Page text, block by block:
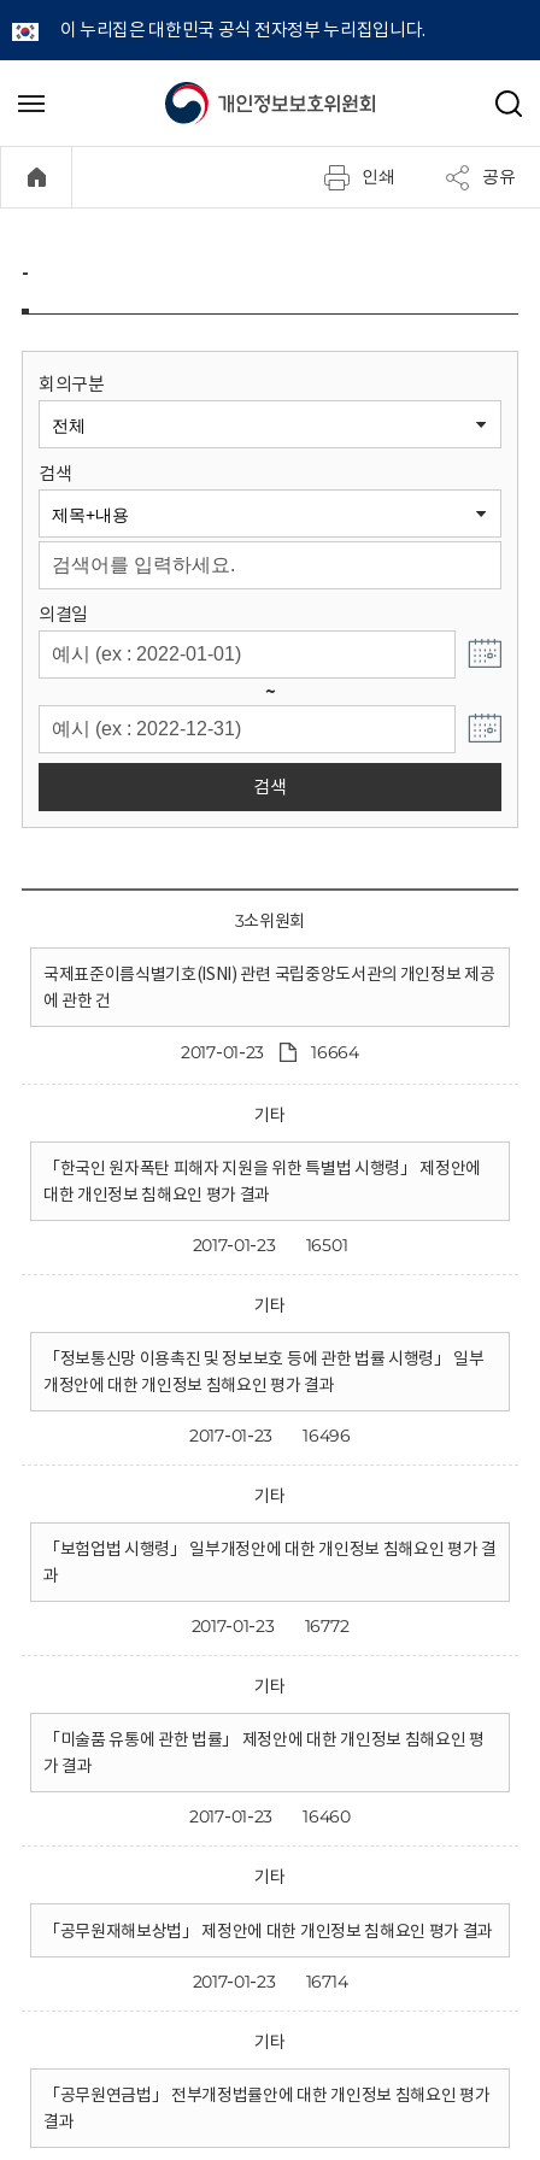
이 누리집은 대한민국 공식 전자정부 누리집입니다.
개
정
보
원
회
메
기
검
인쇄 공유
-
회의구분
검색
의결일
~
검색
3소위원회
국제표준이름식별기호(ISNI) 관련 국립중앙도서관의 개인정보 제공
에 관한 건
2017-01-23 16664
기타
「한국인 원자폭탄 피해자 지원을 위한 특별법 시행령」 제정안에
대한 개인정보 침해요인 평가 결과
2017-01-23 16501
기타
「정보통신망 이용촉진 및 정보보호 등에 관한 법률 시행령」 일부
개정안에 대한 개인정보 침해요인 평가 결과
2017-01-23 16496
기타
「보험업법 시행령」 일부개정안에 대한 개인정보 침해요인 평가 결
과
2017-01-23 16772
기타
「미술품 유통에 관한 법률」 제정안에 대한 개인정보 침해요인 평
가 결과
2017-01-23 16460
기타
「공무원재해보상법」 제정안에 대한 개인정보 침해요인 평가 결과
2017-01-23 16714
기타
「공무원연금법」 전부개정법률안에 대한 개인정보 침해요인 평가
결과